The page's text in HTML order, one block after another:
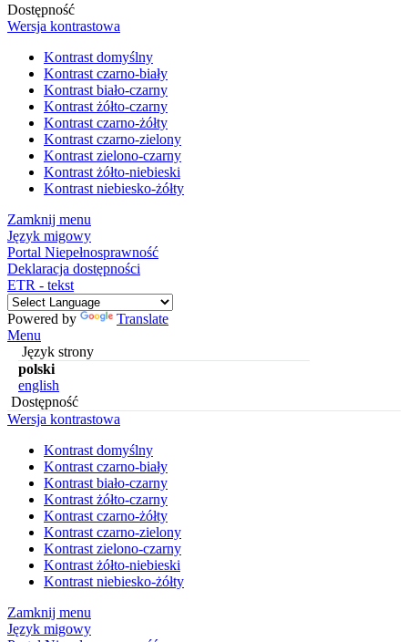
Dostępność
Wersja kontrastowa
Kontrast domyślny
Kontrast czarno-biały
Kontrast biało-czarny
Kontrast żółto-czarny
Kontrast czarno-żółty
Kontrast czarno-zielony
Kontrast zielono-czarny
Kontrast żółto-niebieski
Kontrast niebiesko-żółty
Zamknij menu
Język migowy
Portal Niepełnosprawność
Deklaracja dostępności
ETR - tekst
Powered by
Translate
Menu
Język strony
polski
english
Dostępność
Wersja kontrastowa
Kontrast domyślny
Kontrast czarno-biały
Kontrast biało-czarny
Kontrast żółto-czarny
Kontrast czarno-żółty
Kontrast czarno-zielony
Kontrast zielono-czarny
Kontrast żółto-niebieski
Kontrast niebiesko-żółty
Zamknij menu
Język migowy